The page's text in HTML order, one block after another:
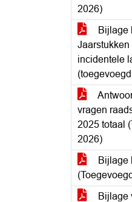
2026)
Bijlage
Jaarstukken
incidentele
vragen
2025 totaal
2026)
Bijlage
Bijlage